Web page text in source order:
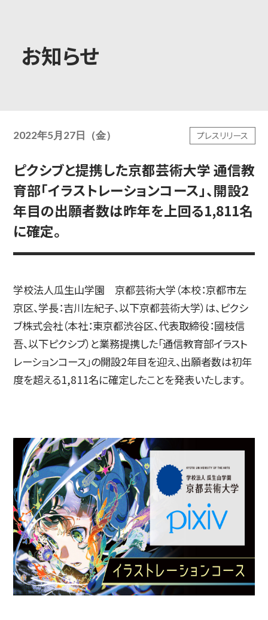
高校生・受験生の方 在学生の方
教育・社会連携
入試情報
日本 English 한국어
简体字 繁体字
お知らせ
2022年5月27日（金） プレスリリース
ピクシブと提携した京都芸術大学 通信教
育部「イラストレーションコース」、開設2
年目の出願者数は昨年を上回る1,811名
に確定。
学校法人瓜生山学園 京都芸術大学（本校：京都市左
京区、学長：吉川左紀子、以下京都芸術大学）​は、ピクシ
ブ株式会社（本社：東京都渋谷区、代表取締役：國枝信
吾、以下ピクシブ）と業務提携した「通信教育部イラスト
レーションコース」の開設2年目を迎え、出願者数は初年
度を超える1,811名に確定したことを発表いたします。